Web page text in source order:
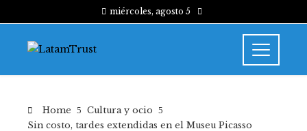
miércoles, agosto 5
Home
Cultura y ocio
Sin costo, tardes extendidas en el Museu Picasso